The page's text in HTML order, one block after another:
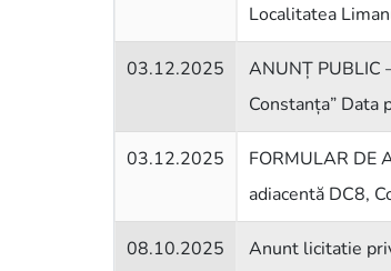
Localitatea
03.12.2025
ANUNȚ PUBLIC
Constanța”
03.12.2025
FORMULAR DE
adiacentă DC8,
08.10.2025
Anunt licitatie